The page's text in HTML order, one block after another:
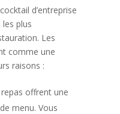
d’entreprise
les plus
Les
comme une
raisons :
offrent une
menu. Vous